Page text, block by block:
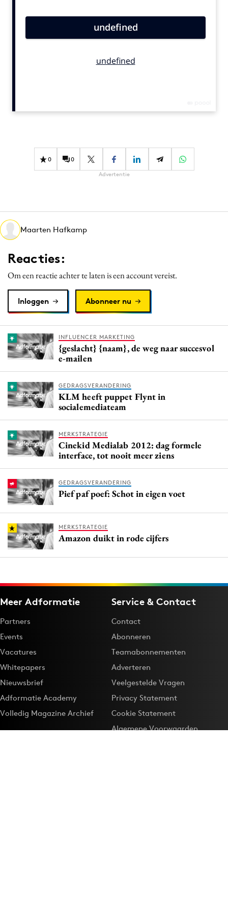
Carriere
Diversiteit
Interne communicatie
Martech
Media
Merkstrategie
PR
Purpose Marketing
Reputatie & crisis
0 0
Advertentie
Maarten Hafkamp
Reacties:
Om een reactie achter te laten is een account vereist.
Inloggen Abonneer nu
INFLUENCER MARKETING
{geslacht} {naam}, de weg naar succesvol
e-mailen
GEDRAGSVERANDERING
KLM heeft puppet Flynt in
socialemediateam
MERKSTRATEGIE
Cinekid Medialab 2012: dag formele
interface, tot nooit meer ziens
GEDRAGSVERANDERING
Pief paf poef: Schot in eigen voet
MERKSTRATEGIE
Amazon duikt in rode cijfers
Meer Adformatie
Partners
Events
Vacatures
Whitepapers
Nieuwsbrief
Adformatie Academy
Volledig Magazine Archief
Service & Contact
Contact
Abonneren
Teamabonnementen
Adverteren
Veelgestelde Vragen
Privacy Statement
Cookie Statement
Algemene Voorwaarden